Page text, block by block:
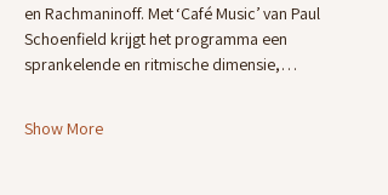
en Rachmaninoff. Met ‘Café Music’ van Paul
Schoenfield krijgt het programma een
sprankelende en ritmische dimensie,…
Show More